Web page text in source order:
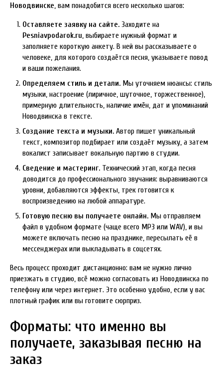
Новодвинске, вам понадобится всего несколько шагов:
Оставляете заявку на сайте. Заходите на
Pesniavpodarok.ru, выбираете нужный формат и
заполняете короткую анкету. В ней вы рассказываете о
человеке, для которого создаётся песня, указываете повод
и ваши пожелания.
Определяем стиль и детали. Мы уточняем нюансы: стиль
музыки, настроение (лиричное, шуточное, торжественное),
примерную длительность, наличие имён, дат и упоминаний
Новодвинска в тексте.
Создание текста и музыки. Автор пишет уникальный
текст, композитор подбирает или создаёт музыку, а затем
вокалист записывает вокальную партию в студии.
Сведение и мастеринг. Технический этап, когда песня
доводится до профессионального звучания: выравниваются
уровни, добавляются эффекты, трек готовится к
воспроизведению на любой аппаратуре.
Готовую песню вы получаете онлайн. Мы отправляем
файл в удобном формате (чаще всего MP3 или WAV), и вы
можете включать песню на празднике, пересылать её в
мессенджерах или выкладывать в соцсетях.
Весь процесс проходит дистанционно: вам не нужно лично
приезжать в студию, всё можно согласовать из Новодвинска по
телефону или через интернет. Это особенно удобно, если у вас
плотный график или вы готовите сюрприз.
Форматы: что именно вы
получаете, заказывая песню на
заказ